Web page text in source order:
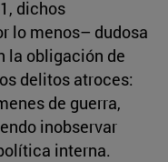
dichos
lo menos– dudosa
la obligación de
delitos atroces:
de guerra,
inobservar
interna.